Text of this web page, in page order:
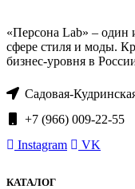
«Персона Lab» – один
сфере стиля и моды.
бизнес-уровня в
Садовая-
+7 (966) 009-22-55
Instagram
VK
КАТАЛОГ